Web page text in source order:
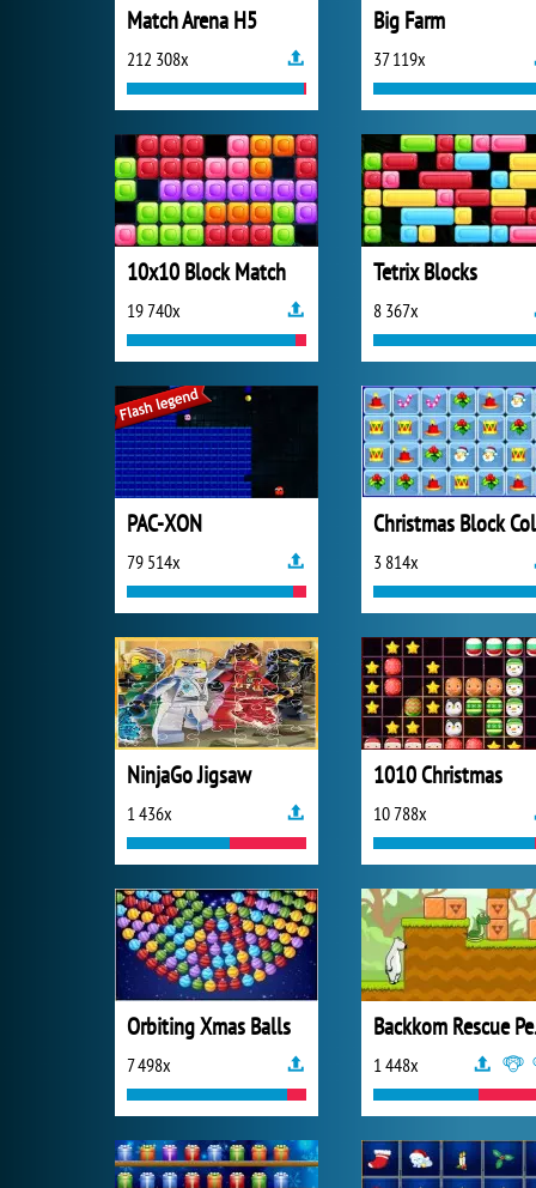
Match Arena H5
212 308x
Big Farm
37 119x
10x10 Block Match
19 740x
Tetrix Blocks
8 367x
PAC-XON
79 514x 3 814x
NinjaGo Jigsaw
1 436x
1010 Christmas
10 788x
Orbiting Xmas Balls
7 498x 1 448x